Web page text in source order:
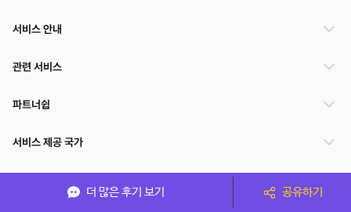
더 많은 후기 보기 공유하기
서비스 안내
관련 서비스
파트너쉽
서비스 제공 국가
(주)NSPACE 사업자정보